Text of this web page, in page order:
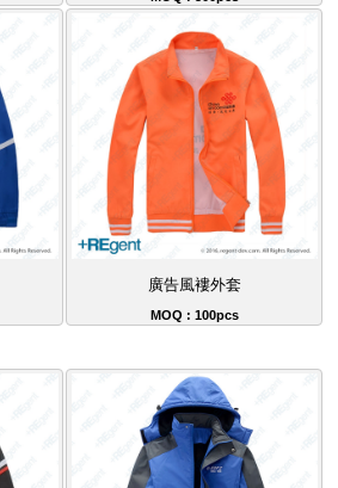
廣告風褸外套
MOQ : 100pcs